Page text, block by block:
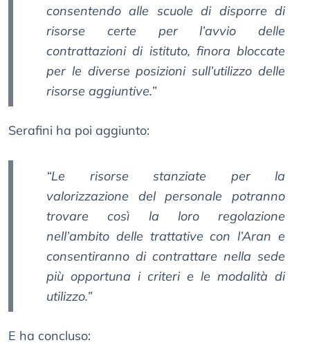
consentendo alle scuole di disporre di
risorse certe per l’avvio delle
contrattazioni di istituto, finora bloccate
per le diverse posizioni sull’utilizzo delle
risorse aggiuntive.”
Serafini ha poi aggiunto:
“Le risorse stanziate per la
valorizzazione del personale potranno
trovare così la loro regolazione
nell’ambito delle trattative con l’Aran e
consentiranno di contrattare nella sede
più opportuna i criteri e le modalità di
utilizzo.”
E ha concluso: